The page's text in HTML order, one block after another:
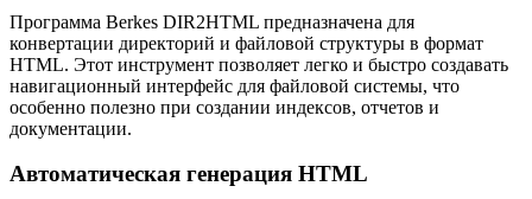
Программа Berkes DIR2HTML предназначена для
конвертации директорий и файловой структуры в формат
HTML. Этот инструмент позволяет легко и быстро создавать
навигационный интерфейс для файловой системы, что
особенно полезно при создании индексов, отчетов и
документации.
Автоматическая генерация HTML